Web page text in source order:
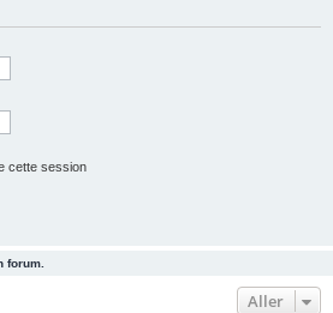
cette session
forum.
Aller